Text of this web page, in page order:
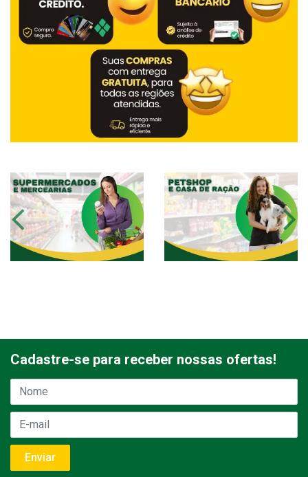
Cadastre-se para receber nossas ofertas!